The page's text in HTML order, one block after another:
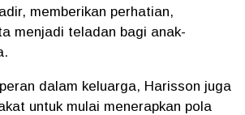
memberikan perhatian,
menjadi teladan bagi anak-
dalam keluarga, Harisson juga
untuk mulai menerapkan pola